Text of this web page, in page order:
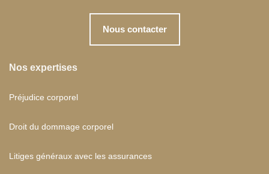
Nous contacter
Nos expertises
Préjudice corporel
Droit du dommage corporel
Litiges généraux avec les assurances